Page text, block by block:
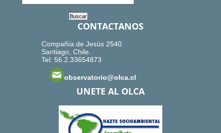
CONTACTANOS
Compañía de Jesús 2540
Santiago, Chile.
Tel: 56.2.33654873
observatorio@olca.cl
UNETE AL OLCA